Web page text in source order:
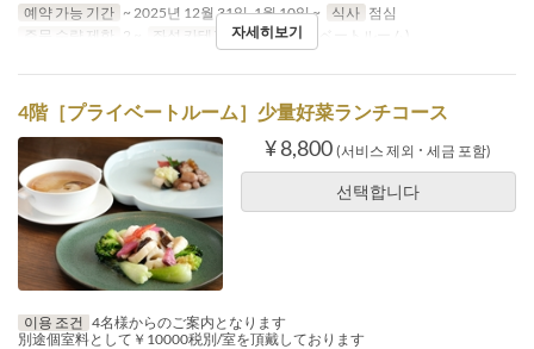
예약 가능 기간 ~ 2025년 12월 31일, 1월 10일 ~ 식사 점심
주문 수량 제한
2 ~ 좌석 카테고리 4階(プライベートルーム)
자세히보기
4階［プライベートルーム］少量好菜ランチコース
¥ 8,800 (서비스 제외 ･ 세금 포함)
선택합니다
이용 조건 4名様からのご案内となります
別途個室料として￥10000税別/室を頂戴しております